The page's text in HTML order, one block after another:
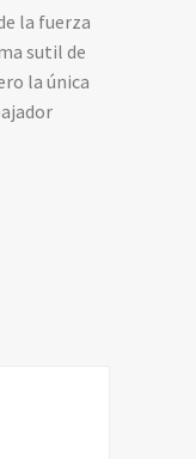
la fuerza
sutil de
la única